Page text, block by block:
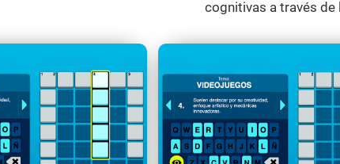
cognitivas a través